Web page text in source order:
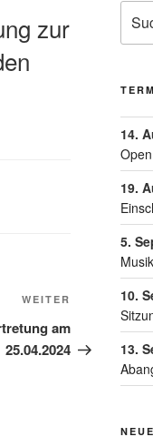
zur
WEITER
am
25.04.2024
14.
19.
5.
10.
13.